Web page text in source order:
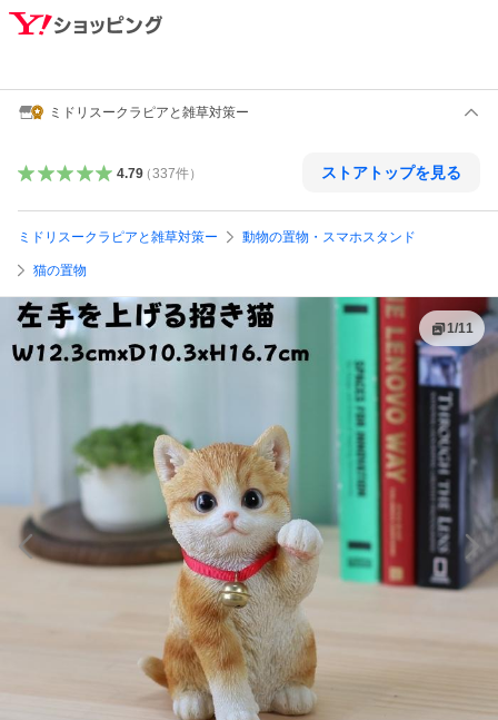
ミドリスークラピアと雑草対策ー
4.79（337件） ストアトップを見る
ミドリスークラピアと雑草対策ー 動物の置物・スマホスタンド
猫の置物
1/11